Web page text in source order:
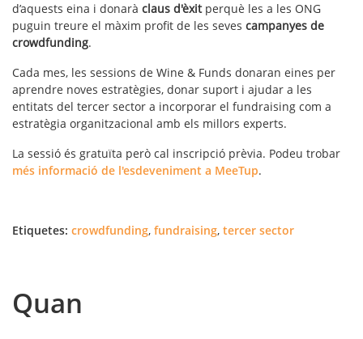
d’aquests eina i donarà claus d'èxit perquè les a les ONG
puguin treure el màxim profit de les seves campanyes de
crowdfunding.
Cada mes, les sessions de Wine & Funds donaran eines per
aprendre noves estratègies, donar suport i ajudar a les
entitats del tercer sector a incorporar el fundraising com a
estratègia organitzacional amb els millors experts.
La sessió és gratuïta però cal inscripció prèvia. Podeu trobar
més informació de l'esdeveniment a MeeTup.
Etiquetes: crowdfunding, fundraising, tercer sector
Quan